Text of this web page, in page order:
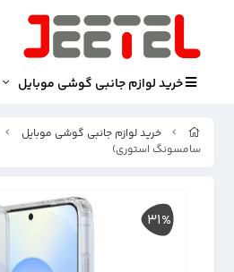
خرید لوازم جانبی گوشی موبایل
خرید لوازم جانبی گوشی موبایل
سامسونگ استوری)
31%